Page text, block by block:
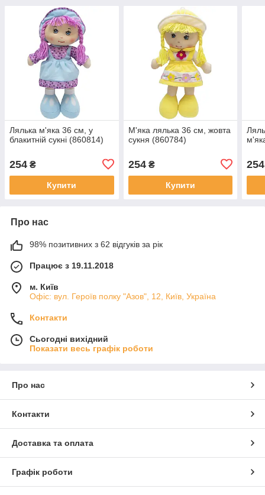
Лялька м'яка 36 см, у
блакитній сукні (860814)
254 ₴
Купити
М'яка лялька 36 см, жовта
сукня (860784)
254₴
Купити
254
Про нас
98% позитивних з 62 відгуків за рік
Працює з 19.11.2018
м. Київ
Офіс: вул. Героїв полку "Азов", 12, Київ, Україна
Контакти
Сьогодні вихідний
Показати весь графік роботи
Про нас
Контакти
Доставка та оплата
Графік роботи